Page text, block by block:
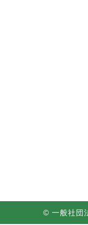
© 一般社団